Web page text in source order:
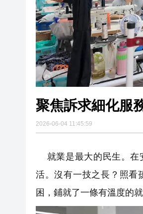
2026-06-04 11:45:59
就業是最大的民生。在
活。沒有一技之長？照看
困，鋪就了一條有溫度的就